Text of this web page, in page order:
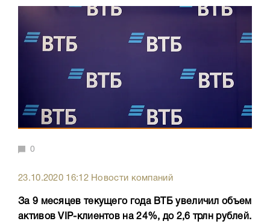
0
23.10.2020 16:12 Новости компаний
За 9 месяцев текущего года ВТБ увеличил объем
активов VIP-клиентов на 24%, до 2,6 трлн рублей.